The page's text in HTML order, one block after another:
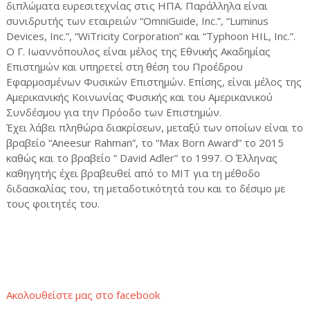
διπλώματα ευρεσιτεχνίας στις ΗΠΑ. Παράλληλα είναι
συνιδρυτής των εταιρειών “OmniGuide, Inc.”, “Luminus
Devices, Inc.”, “WiTricity Corporation” και “Typhoon HIL, Inc.”.
O Γ. Ιωαννόπουλος είναι μέλος της Εθνικής Ακαδημίας
Επιστημών και υπηρετεί στη θέση του Προέδρου
Εφαρμοσμένων Φυσικών Επιστημών. Επίσης, είναι μέλος της
Αμερικανικής Κοινωνίας Φυσικής και του Αμερικανικού
Συνδέσμου για την Πρόοδο των Επιστημών.
Έχει λάβει πληθώρα διακρίσεων, μεταξύ των οποίων είναι το
βραβείο “Aneesur Rahman”, το “Max Born Award” το 2015
καθώς και το βραβείο ” David Adler” το 1997. Ο Έλληνας
καθηγητής έχει βραβευθεί από το ΜΙΤ για τη μέθοδο
διδασκαλίας του, τη μεταδοτικότητά του και το δέσιμο με
τους φοιτητές του.
Ακολουθείστε μας στο facebook